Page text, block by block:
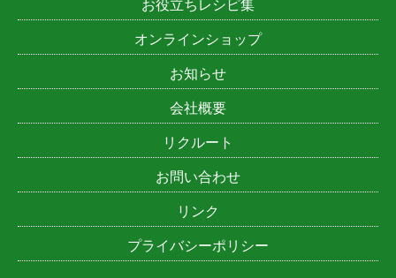
お役立ちレシピ集
オンラインショップ
お知らせ
会社概要
リクルート
お問い合わせ
リンク
プライバシーポリシー